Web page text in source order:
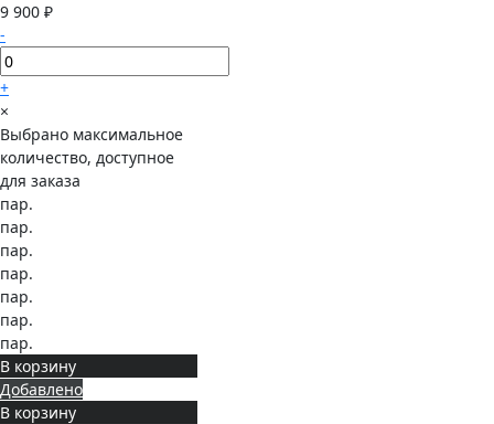
9 900 ₽
-
+
×
Выбрано максимальное
количество, доступное
для заказа
пар.
пар.
пар.
пар.
пар.
пар.
пар.
В корзину
Добавлено
В корзину